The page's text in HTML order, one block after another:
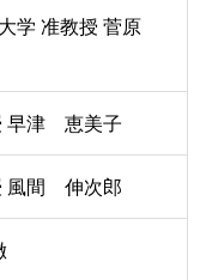
学 准教授 菅原
早津 恵美子
風間 伸次郎